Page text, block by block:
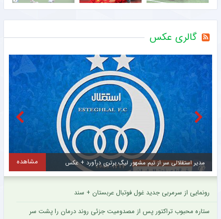
گالری عکس
مشاهده
رونمایی از سرمربی جدید غول فوتبال عربستان + سند
ستاره محبوب تراکتور پس از مصدومیت جزئی روند درمان را پشت سر